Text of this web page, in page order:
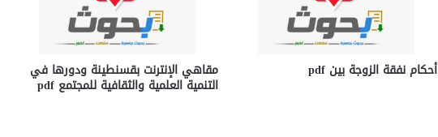
أحكام نفقة الزوجة بين pdf مقاهي الإنترنت بقسنطينة ودورها في
التنمية العلمية والثقافية للمجتمع pdf